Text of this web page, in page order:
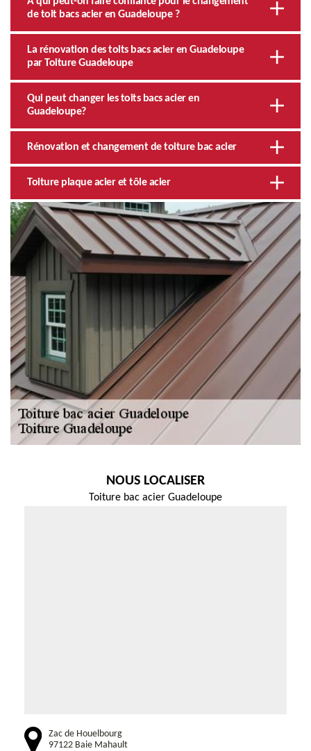
de toit bacs acier en Guadeloupe ?
La rénovation des toits bacs acier en Guadeloupe
par Toiture Guadeloupe
Qui peut changer les toits bacs acier en
Guadeloupe?
Rénovation et changement de toiture bac acier
Toiture plaque acier et tôle acier
NOUS LOCALISER
Toiture bac acier Guadeloupe
Zac de Houelbourg
97122 Baie Mahault